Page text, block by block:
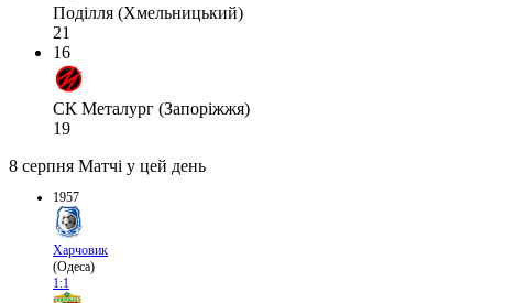
Поділля (Хмельницький)
21
16
СК Металург (Запоріжжя)
19
8 серпня Матчі у цей день
1957
Харчовик
(Одеса)
1:1